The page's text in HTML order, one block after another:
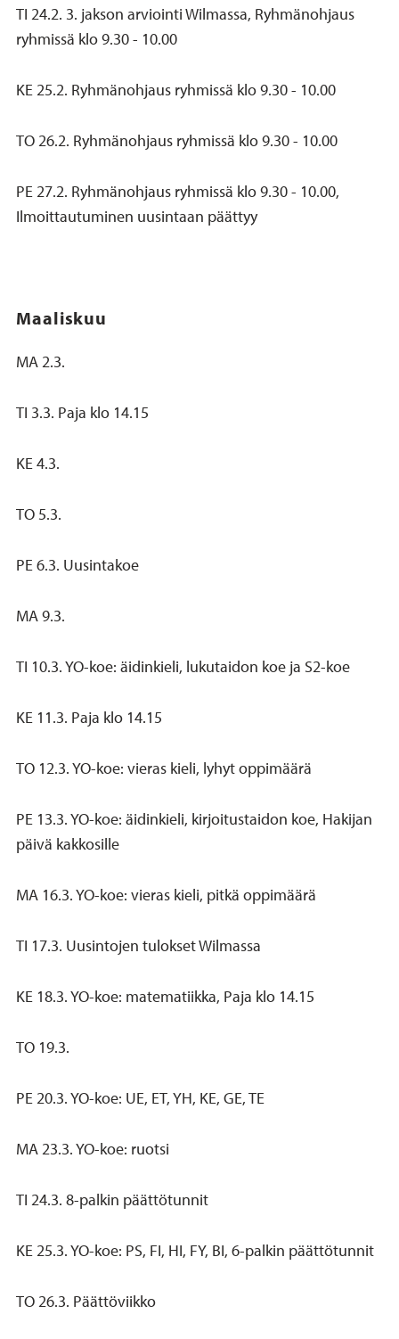
TI 24.2. 3. jakson arviointi Wilmassa, Ryhmänohjaus
ryhmissä klo 9.30 - 10.00
KE 25.2. Ryhmänohjaus ryhmissä klo 9.30 - 10.00
TO 26.2. Ryhmänohjaus ryhmissä klo 9.30 - 10.00
PE 27.2. Ryhmänohjaus ryhmissä klo 9.30 - 10.00,
Ilmoittautuminen uusintaan päättyy
Maaliskuu
MA 2.3.
TI 3.3. Paja klo 14.15
KE 4.3.
TO 5.3.
PE 6.3. Uusintakoe
MA 9.3.
TI 10.3. YO-koe: äidinkieli, lukutaidon koe ja S2-koe
KE 11.3. Paja klo 14.15
TO 12.3. YO-koe: vieras kieli, lyhyt oppimäärä
PE 13.3. YO-koe: äidinkieli, kirjoitustaidon koe, Hakijan
päivä kakkosille
MA 16.3. YO-koe: vieras kieli, pitkä oppimäärä
TI 17.3. Uusintojen tulokset Wilmassa
KE 18.3. YO-koe: matematiikka, Paja klo 14.15
TO 19.3.
PE 20.3. YO-koe: UE, ET, YH, KE, GE, TE
MA 23.3. YO-koe: ruotsi
TI 24.3. 8-palkin päättötunnit
KE 25.3. YO-koe: PS, FI, HI, FY, BI, 6-palkin päättötunnit
TO 26.3. Päättöviikko